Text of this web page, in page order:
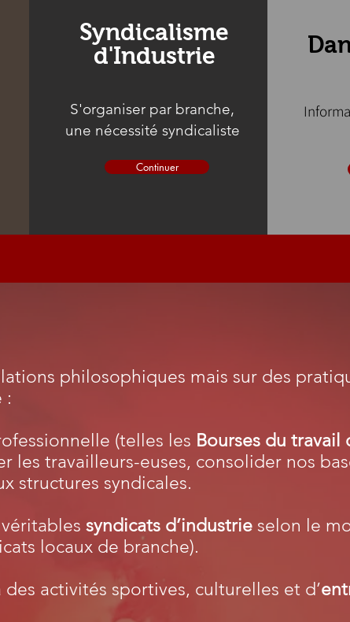
Syndicalisme
d'Industrie
S'organiser par branche,
une nécessité syndicaliste
Continuer
philosophiques mais sur des
:
(telles les Bourses du travail
travailleurs-euses, consolider nos
structures syndicales.
syndicats d’industrie selon le
locaux de branche).
des activités sportives, culturelles et d’